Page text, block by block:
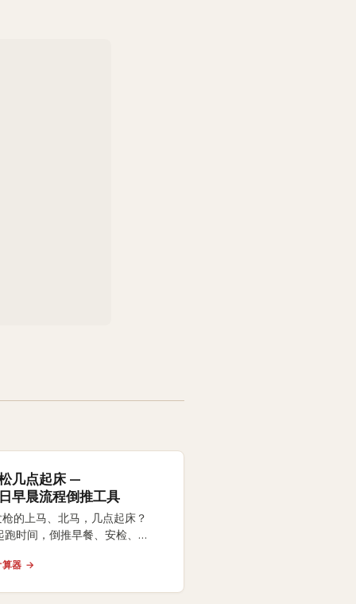
几点起床 —
早晨流程倒推工具
的上马、北马，几点起床？
跑时间，倒推早餐、安检、
咖啡因 3
算器 →